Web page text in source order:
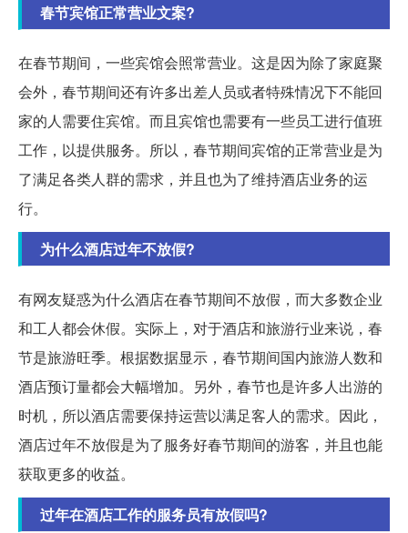
春节宾馆正常营业文案?
在春节期间，一些宾馆会照常营业。这是因为除了家庭聚
会外，春节期间还有许多出差人员或者特殊情况下不能回
家的人需要住宾馆。而且宾馆也需要有一些员工进行值班
工作，以提供服务。所以，春节期间宾馆的正常营业是为
了满足各类人群的需求，并且也为了维持酒店业务的运
行。
为什么酒店过年不放假?
有网友疑惑为什么酒店在春节期间不放假，而大多数企业
和工人都会休假。实际上，对于酒店和旅游行业来说，春
节是旅游旺季。根据数据显示，春节期间国内旅游人数和
酒店预订量都会大幅增加。另外，春节也是许多人出游的
时机，所以酒店需要保持运营以满足客人的需求。因此，
酒店过年不放假是为了服务好春节期间的游客，并且也能
获取更多的收益。
过年在酒店工作的服务员有放假吗?